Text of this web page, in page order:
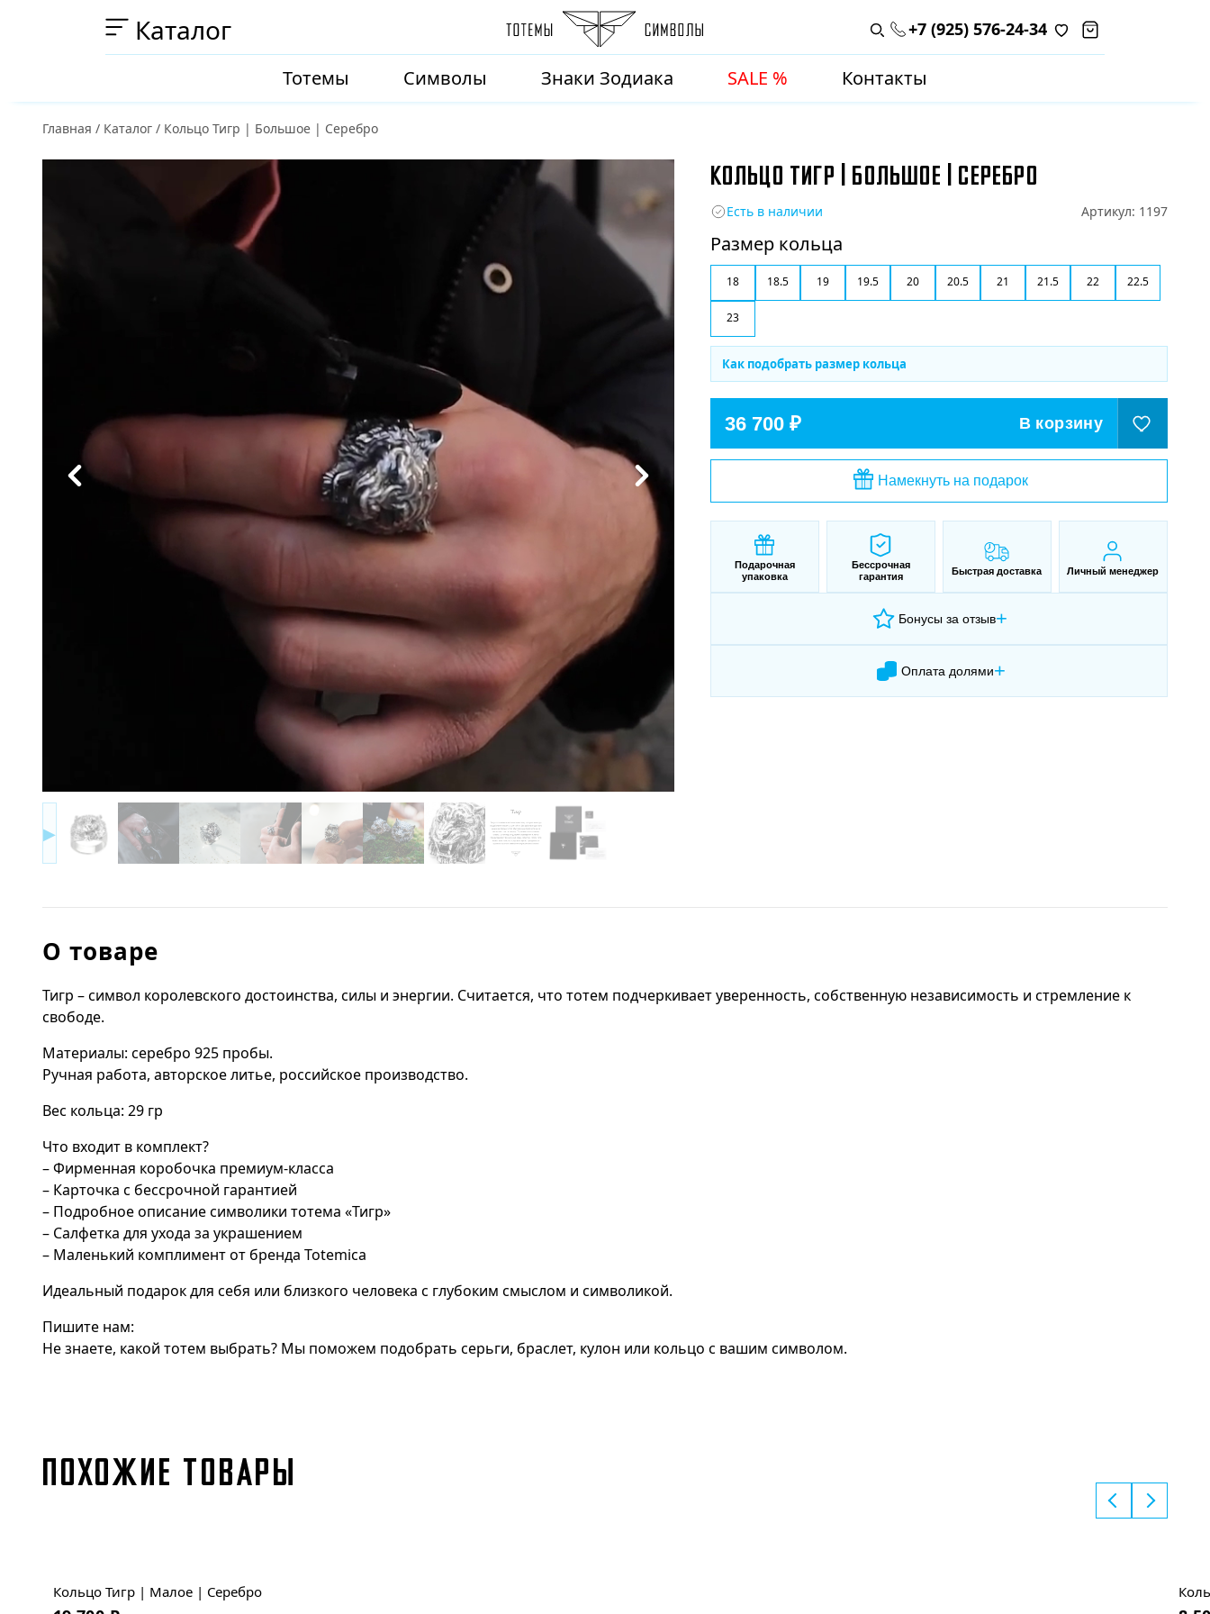
Каталог Поиск по каталогу
+7 (925) 576-24-34
Тотемы Символы Знаки Зодиака SALE % Контакты
Главная / Каталог / Кольцо Тигр | Большое | Серебро
▶
КОЛЬЦО ТИГР | БОЛЬШОЕ | СЕРЕБРО
Есть в наличии Артикул: 1197
Размер кольца
18 18.5 19 19.5 20 20.5 21 21.5 22 22.5
23
Как подобрать размер кольца
36 700 ₽ В корзину
Намекнуть на подарок
Подарочная
упаковка
Бессрочная
гарантия
Быстрая доставка Личный менеджер
Бонусы за отзыв+
Оплата долями+
О товаре
Тигр – символ королевского достоинства, силы и энергии. Считается, что тотем подчеркивает уверенность, собственную независимость и стремление к
свободе.
Материалы: серебро 925 пробы.
Ручная работа, авторское литье, российское производство.
Вес кольца: 29 гр
Что входит в комплект?
– Фирменная коробочка премиум-класса
– Карточка с бессрочной гарантией
– Подробное описание символики тотема «Тигр»
– Салфетка для ухода за украшением
– Маленький комплимент от бренда Totemica
Идеальный подарок для себя или близкого человека с глубоким смыслом и символикой.
Пишите нам:
Не знаете, какой тотем выбрать? Мы поможем подобрать серьги, браслет, кулон или кольцо с вашим символом.
ПОХОЖИЕ ТОВАРЫ
Кольцо Тигр | Малое | Серебро